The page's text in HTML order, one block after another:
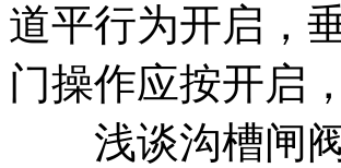
道平行为开启，
门操作应按开启
浅谈沟槽闸阀